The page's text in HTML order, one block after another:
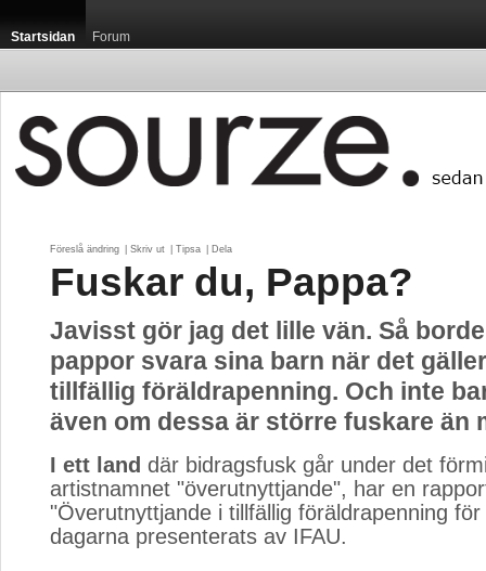
Startsidan Forum
Föreslå ändring Skriv ut Tipsa Dela
Fuskar du, Pappa?
Javisst gör jag det lille vän. Så
pappor svara sina barn när det
tillfällig föräldrapenning. Och inte
även om dessa är större fuskare än
I ett land där bidragsfusk går under det
artistnamnet "överutnyttjande", har en
"Överutnyttjande i tillfällig föräldrapenning
dagarna presenterats av IFAU.